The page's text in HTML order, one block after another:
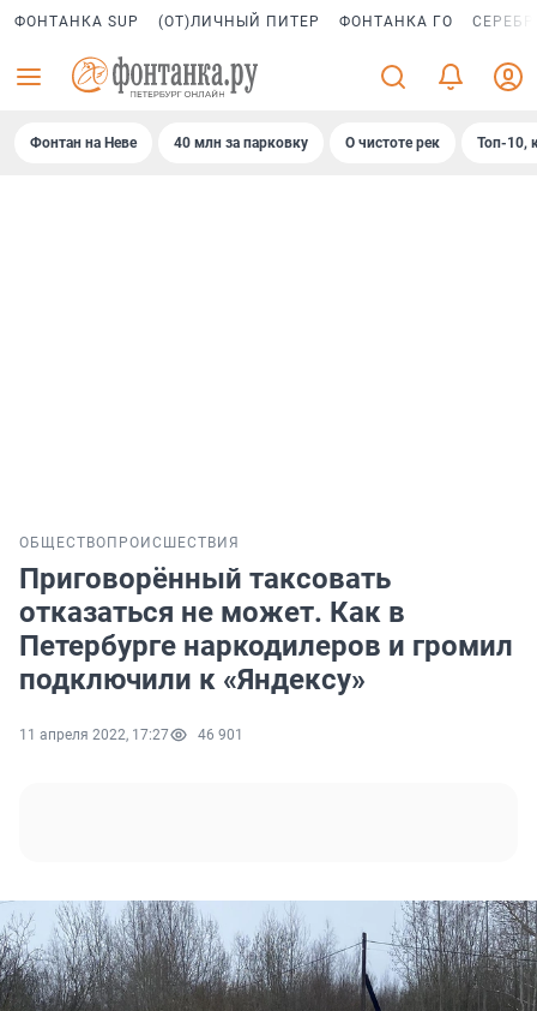
ФОНТАНКА SUP (ОТ)ЛИЧНЫЙ ПИТЕР ФОНТАНКА ГО
Фонтан на Неве 40 млн за парковку О чистоте рек Топ-10,
ОБЩЕСТВО ПРОИСШЕСТВИЯ
Приговорённый таксовать
отказаться не может. Как в
Петербурге наркодилеров и громил
подключили к «Яндексу»
11 апреля 2022, 17:27 46 901